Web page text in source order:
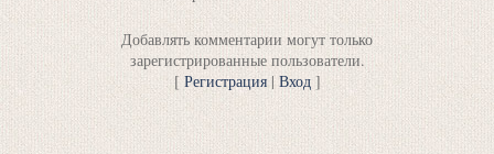
Добавлять комментарии могут только
зарегистрированные пользователи.
[ Регистрация|Вход]